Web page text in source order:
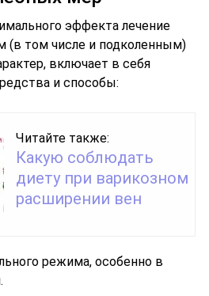
эффекта лечение
(в том числе и подколенным)
включает в себя
и способы:
Читайте также:
Какую соблюдать
диету при варикозном
расширении вен
режима, особенно в